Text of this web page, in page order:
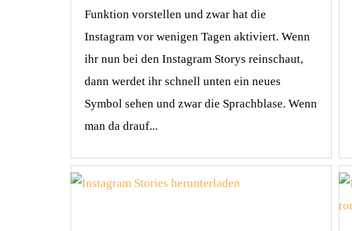
Funktion vorstellen und zwar hat die
Instagram vor wenigen Tagen aktiviert. Wenn
ihr nun bei den Instagram Storys reinschaut,
dann werdet ihr schnell unten ein neues
Symbol sehen und zwar die Sprachblase. Wenn
man da drauf...